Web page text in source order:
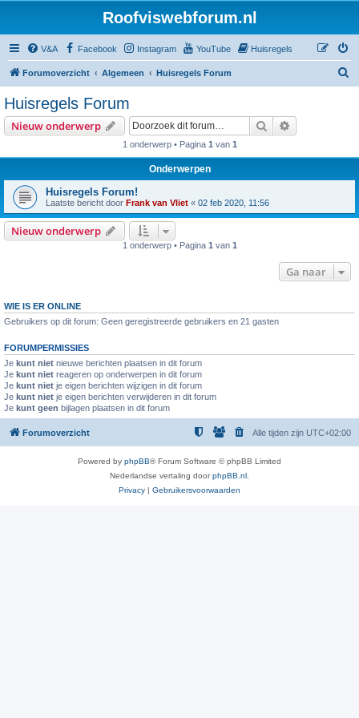
Roofviswebforum.nl
V&A Facebook Instagram YouTube Huisregels
Forumoverzicht Algemeen Huisregels Forum
Huisregels Forum
Nieuw onderwerp Zoek
1 onderwerp • Pagina 1 van 1
Onderwerpen
Huisregels Forum!
Laatste bericht door Frank van Vliet « 02 feb 2020, 11:56
Nieuw onderwerp
1 onderwerp • Pagina 1 van 1
Ga naar
WIE IS ER ONLINE
Gebruikers op dit forum: Geen geregistreerde gebruikers en 21 gasten
FORUMPERMISSIES
Je kunt niet nieuwe berichten plaatsen in dit forum
Je kunt niet reageren op onderwerpen in dit forum
Je kunt niet je eigen berichten wijzigen in dit forum
Je kunt niet je eigen berichten verwijderen in dit forum
Je kunt geen bijlagen plaatsen in dit forum
Forumoverzicht Alle tijden zijn UTC+02:00
Powered by phpBB® Forum Software © phpBB Limited
Nederlandse vertaling doorphpBB.nl
Privacy | Gebruikersvoorwaarden